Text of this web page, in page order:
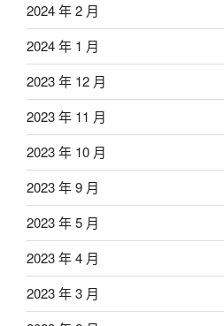
2024 年 2 月
2024 年 1 月
2023 年 12 月
2023 年 11 月
2023 年 10 月
2023 年 9 月
2023 年 5 月
2023 年 4 月
2023 年 3 月